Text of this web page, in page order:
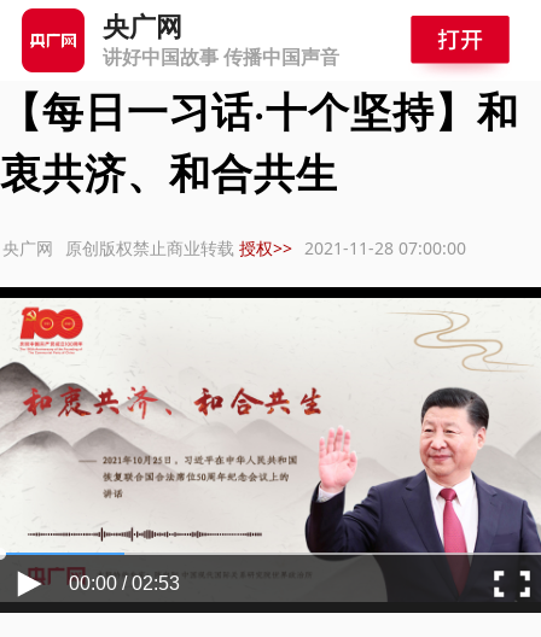
央广网
讲好中国故事 传播中国声音
首页>新闻频道>央广网独家报道
【每日一习话·十个坚持】和
衷共济、和合共生
2021-11-28 07:00:00
广网 原创版权禁止商业转载 授权>>
00:00 / 02:53